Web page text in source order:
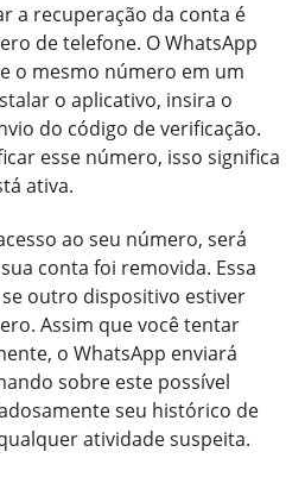
a recuperação da conta é
de telefone. O WhatsApp
o mesmo número em um
o aplicativo, insira o
do código de verificação.
esse número, isso significa
ativa.
ao seu número, será
conta foi removida. Essa
outro dispositivo estiver
Assim que você tentar
o WhatsApp enviará
sobre este possível
seu histórico de
atividade suspeita.